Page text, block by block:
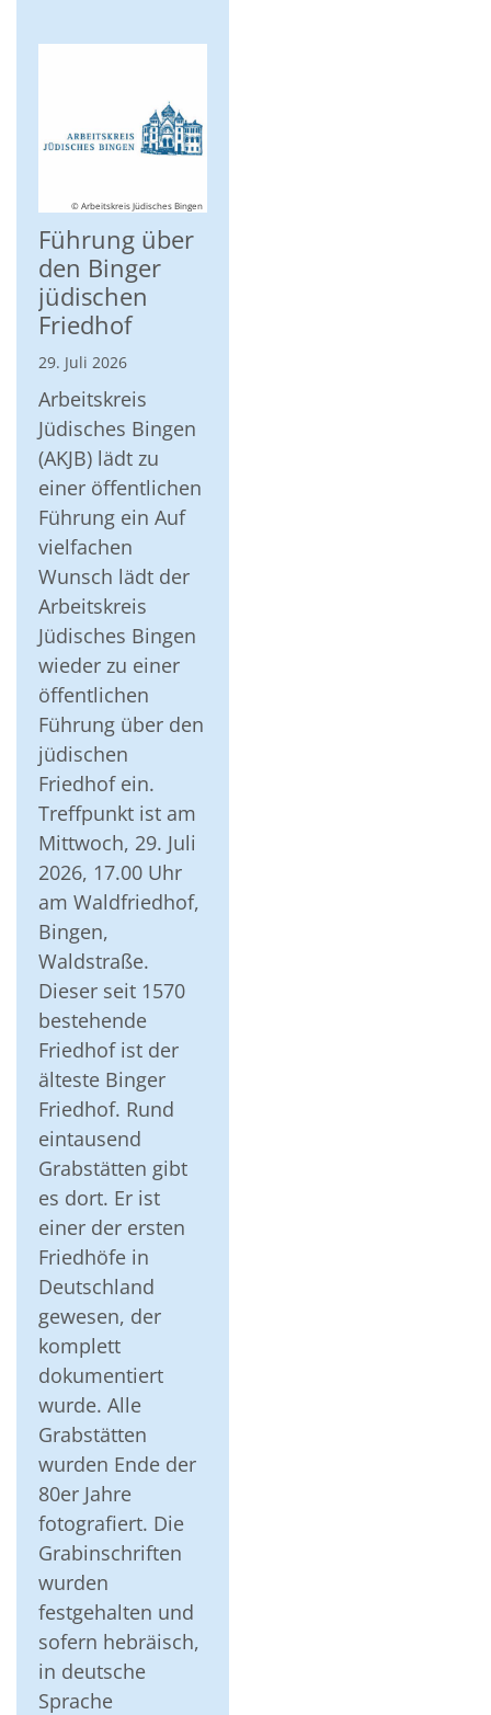
© Arbeitskreis Jüdisches Bingen
Führung über
den Binger
jüdischen
Friedhof
29. Juli 2026
Arbeitskreis
Jüdisches Bingen
(AKJB) lädt zu
einer öffentlichen
Führung ein Auf
vielfachen
Wunsch lädt der
Arbeitskreis
Jüdisches Bingen
wieder zu einer
öffentlichen
Führung über den
jüdischen
Friedhof ein.
Treffpunkt ist am
Mittwoch, 29. Juli
2026, 17.00 Uhr
am Waldfriedhof,
Bingen,
Waldstraße.
Dieser seit 1570
bestehende
Friedhof ist der
älteste Binger
Friedhof. Rund
eintausend
Grabstätten gibt
es dort. Er ist
einer der ersten
Friedhöfe in
Deutschland
gewesen, der
komplett
dokumentiert
wurde. Alle
Grabstätten
wurden Ende der
80er Jahre
fotografiert. Die
Grabinschriften
wurden
festgehalten und
sofern hebräisch,
in deutsche
Sprache